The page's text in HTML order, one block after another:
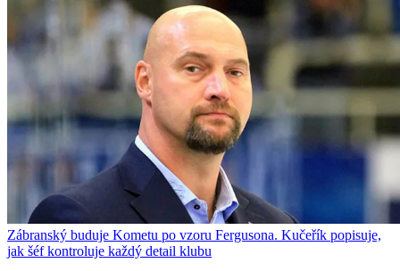
Zábranský buduje Kometu po vzoru Fergusona. Kučeřík popisuje,
jak šéf kontroluje každý detail klubu